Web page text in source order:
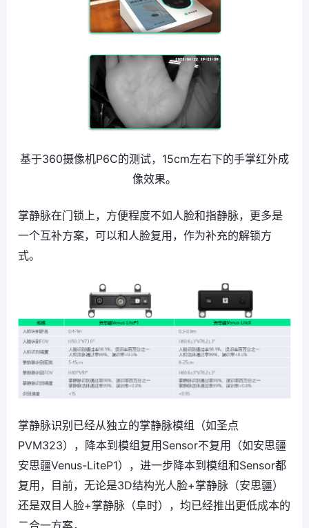
基于360摄像机P6C的测试，15cm左右下的手掌红外成
像效果。
掌静脉在门锁上，方便程度不如人脸和指静脉，更多是
一个互补方案，可以和人脸复用，作为补充的解锁方
式。
掌静脉识别已经从独立的掌静脉模组（如圣点
PVM323），降本到模组复用Sensor不复用（如安思疆
安思疆Venus-LiteP1），进一步降本到模组和Sensor都
复用，目前，无论是3D结构光人脸+掌静脉（安思疆）
还是双目人脸+掌静脉（阜时），均已经推出更低成本的